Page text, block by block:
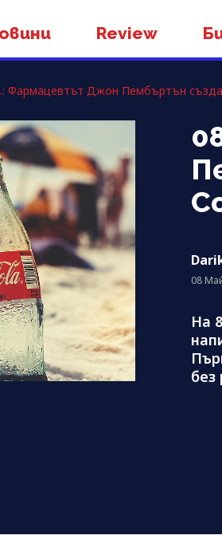
Review
Фармацевтът Джон Пембъртън
08
На
без